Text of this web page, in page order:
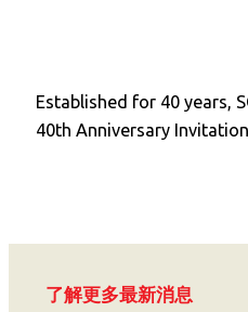
Established for 40 years,
40th Anniversary
了解更多最新消息